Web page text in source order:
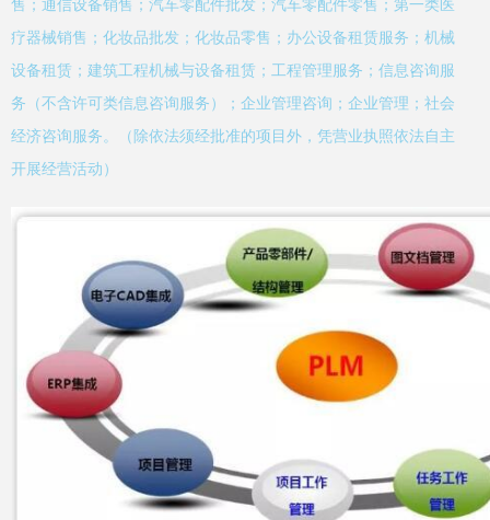
售；通信设备销售；汽车零配件批发；汽车零配件零售；第一类医
疗器械销售；化妆品批发；化妆品零售；办公设备租赁服务；机械
设备租赁；建筑工程机械与设备租赁；工程管理服务；信息咨询服
务（不含许可类信息咨询服务）；企业管理咨询；企业管理；社会
经济咨询服务。（除依法须经批准的项目外，凭营业执照依法自主
开展经营活动）